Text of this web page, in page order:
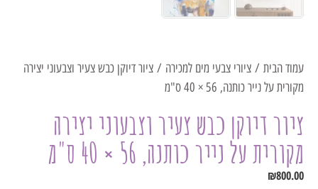
עמוד הבית / ציורי צבעי מים למכירה / ציור דיוקן כבש צעיר וצבעוני יצירה
מקורית על נייר כותנה, 56 × 40 ס"מ
ציור דיוקן כבש צעיר וצבעוני יצירה
מקורית על נייר כותנה, 56 × 40 ס"מ
₪800.00